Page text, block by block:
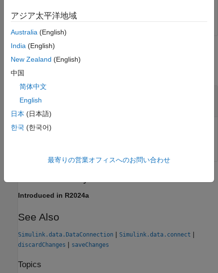
Input Arguments
collapse all
Simulink.data.DataConnection
Connection to data source, specified as a
Introduced in R2024a
See Also
Simulink.data.DataConnection | Simulink.data.connect |
discardChanges | saveChanges
Topics
アジア太平洋地域
Australia (English)
India (English)
New Zealand (English)
中国
简体中文
English
日本 (日本語)
한국 (한국어)
最寄りの営業オフィスへのお問い合わせ